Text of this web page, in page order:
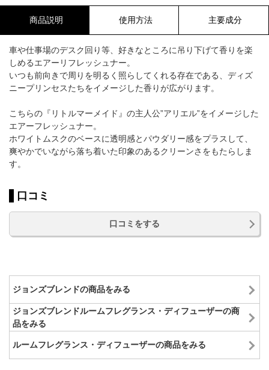
商品説明 使用方法 主要成分
車や仕事場のデスク回り等、好きなところに吊り下げて香りを楽
しめるエアーリフレッシュナー。
いつも前向きで周りを明るく照らしてくれる存在である、ディズ
ニープリンセスたちをイメージした香りが広がります。
こちらの『リトルマーメイド』の主人公”アリエル”をイメージした
エアーフレッシュナー。
ホワイトムスクのベースに透明感とパウダリー感をプラスして、
爽やかでいながら落ち着いた印象のあるクリーンさをもたらしま
す。
口コミ
口コミをする
ジョンズブレンドの商品をみる
ジョンズブレンドルームフレグランス・ディフューザーの商
品をみる
ルームフレグランス・ディフューザーの商品をみる